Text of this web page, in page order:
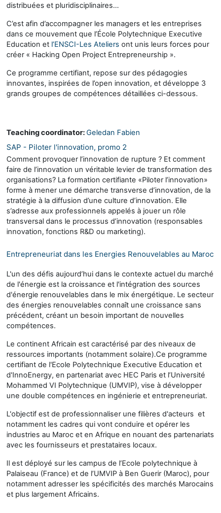
distribuées et pluridisciplinaires…
C’est afin d’accompagner les managers et les entreprises
dans ce mouvement que l’École Polytechnique Executive
Education et l’ENSCI-Les Ateliers ont unis leurs forces pour
créer « Hacking Open Project Entrepreneurship ».
Ce programme certifiant, repose sur des pédagogies
innovantes, inspirées de l’open innovation, et développe 3
grands groupes de compétences détaillées ci-dessous.
Teaching coordinator:Geledan Fabien
SAP - Piloter l'innovation, promo 2
Comment provoquer l’innovation de rupture ? Et comment
faire de l’innovation un véritable levier de transformation des
organisations? La formation certifiante «Piloter l’innovation»
forme à mener une démarche transverse d’innovation, de la
stratégie à la diffusion d’une culture d’innovation. Elle
s’adresse aux professionnels appelés à jouer un rôle
transversal dans le processus d’innovation (responsables
innovation, fonctions R&D ou marketing).
Entrepreneuriat dans les Energies Renouvelables au Maroc
L'un des défis aujourd’hui dans le contexte actuel du marché
de l'énergie est la croissance et l'intégration des sources
d'énergie renouvelables dans le mix énergétique. Le secteur
des énergies renouvelables connaît une croissance sans
précédent, créant un besoin important de nouvelles
compétences.
Le continent Africain est caractérisé par des niveaux de
ressources importants (notamment solaire).Ce programme
certifiant de l'Ecole Polytechnique Executive Education et
d'InnoEnergy, en partenariat avec HEC Paris et l’Université
Mohammed VI Polytechnique (UMVIP), vise à développer
une double compétences en ingénierie et entrepreneuriat.
L'objectif est de professionnaliser une filières d'acteurs et
notamment les cadres qui vont conduire et opérer les
industries au Maroc et en Afrique en nouant des partenariats
avec les fournisseurs et prestataires locaux.
Il est déployé sur les campus de l’Ecole polytechnique à
Palaiseau (France) et de l’UMVIP à Ben Guerir (Maroc), pour
notamment adresser les spécificités des marchés Marocains
et plus largement Africains.